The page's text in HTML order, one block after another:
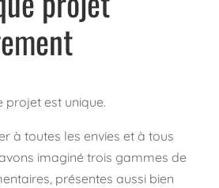
projet est unique.
à toutes les envies et à tous
imaginé trois gammes de
présentes aussi bien